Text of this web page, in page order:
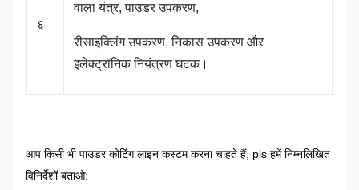
६
वाला यंत्र, पाउडर उपकरण,
रीसाइक्लिंग उपकरण, निकास उपकरण और
इलेक्ट्रॉनिक नियंत्रण घटक।
आप किसी भी पाउडर कोटिंग लाइन कस्टम करना चाहते हैं, pls हमें निम्नलिखित
विनिर्देशों बताओ: